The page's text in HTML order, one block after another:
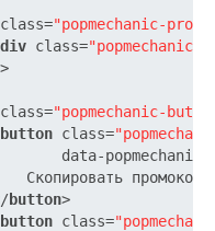
class="popmechanic-
div class="popmechanic-
>
class="popmechanic-
button class=
data-
Скопировать промокод
button>
button class=